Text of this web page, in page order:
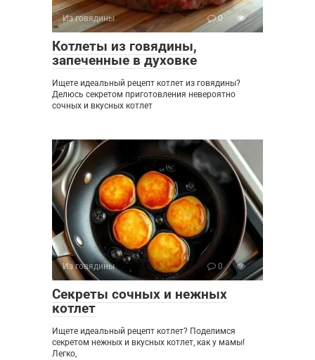
Из говядины 0
Котлеты из говядины,
запеченные в духовке
Ищете идеальный рецепт котлет из говядины?
Делюсь секретом приготовления невероятно
сочных и вкусных котлет
Из говядины 0
Секреты сочных и нежных
котлет
Ищете идеальный рецепт котлет? Поделимся
секретом нежных и вкусных котлет, как у мамы!
Легко,